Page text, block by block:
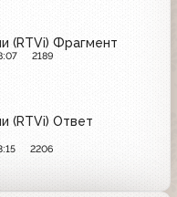
(RTVi) Фрагмент
2189
(RTVi) Ответ
2206